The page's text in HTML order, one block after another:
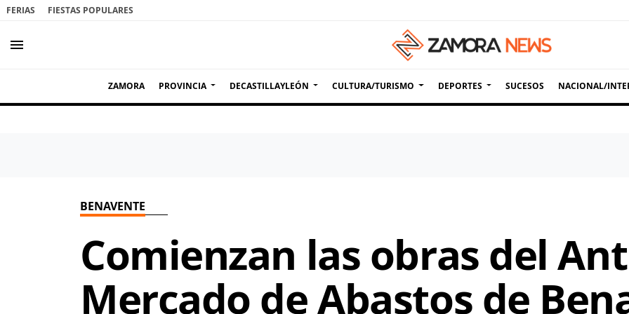
FERIAS FIESTAS POPULARES
menu
ZAMORA PROVINCIA DECASTILLAYLEÓN CULTURA/TURISMO DEPORTES SUCESOS NACIONAL/
BENAVENTE
Comienzan las obras del
Mercado de Abastos de